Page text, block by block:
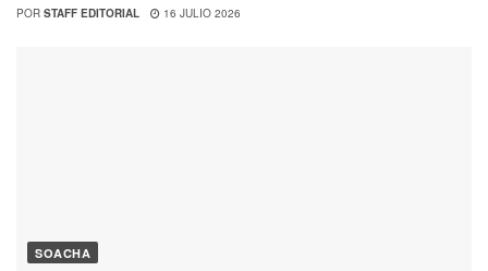
POR STAFF EDITORIAL 16 JULIO 2026
SOACHA